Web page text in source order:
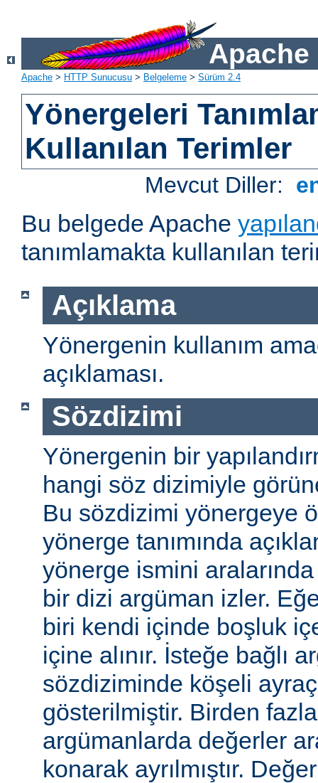
Apache
Apache > HTTP Sunucusu > Belgeleme > Sürüm 2.4
Yönergeleri
Kullanılan Terimler
Mevcut Diller:
Bu belgede Apache
tanımlamakta kullanılan
Açıklama
Yönergenin kullanım
açıklaması.
Sözdizimi
Yönergenin bir
hangi söz dizimiyle
Bu sözdizimi yönergeye
yönerge tanımında
yönerge ismini aralarında
bir dizi argüman izler.
biri kendi içinde boşluk
içine alınır. İsteğe bağlı
sözdiziminde köşeli
gösterilmiştir. Birden
argümanlarda değerler
konarak ayrılmıştır.